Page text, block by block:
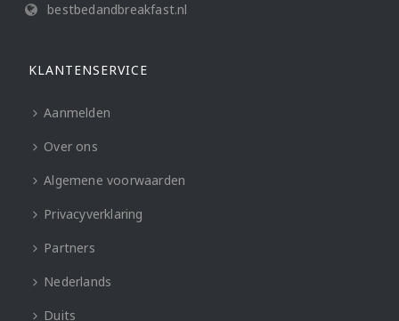
bestbedandbreakfast.nl
KLANTENSERVICE
Aanmelden
Over ons
Algemene voorwaarden
Privacyverklaring
Partners
Nederlands
Duits